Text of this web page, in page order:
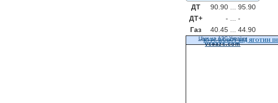
ДТ
90.90 ...
95.90
ДТ+
- ...
-
Газ
40.45 ... 44.90
Ціни на АЗС України
vseazs.com
КУРС ВАЛЮТ ВІД ЯГОТИН